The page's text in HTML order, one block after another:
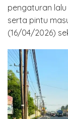
pengaturan lalu
serta pintu
(16/04/2026)